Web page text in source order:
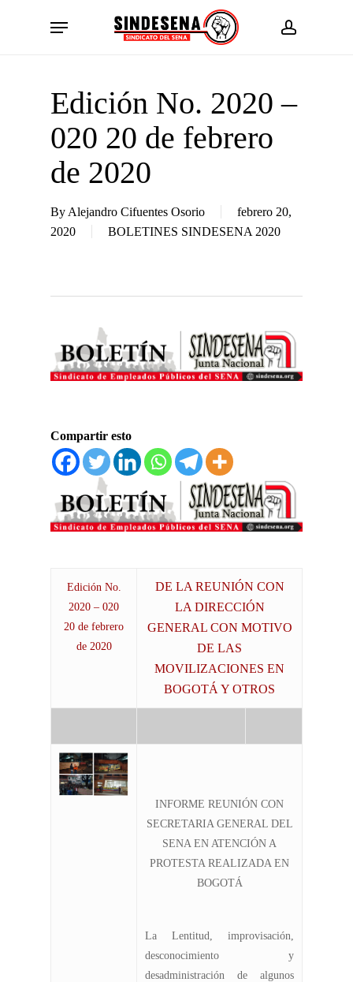
account
Menu
Edición No. 2020 –
020 20 de febrero
de 2020
By Alejandro Cifuentes Osorio
febrero 20,
2020
BOLETINES SINDESENA 2020
Compartir esto
Edición No.
2020 – 020
20 de febrero
de 2020
DE LA REUNIÓN CON
LA DIRECCIÓN
GENERAL CON MOTIVO
DE LAS
MOVILIZACIONES EN
BOGOTÁ Y OTROS
INFORME REUNIÓN CON
SECRETARIA GENERAL DEL
SENA EN ATENCIÓN A
PROTESTA REALIZADA EN
BOGOTÁ
La Lentitud, improvisación,
desconocimiento y
desadministración de algunos